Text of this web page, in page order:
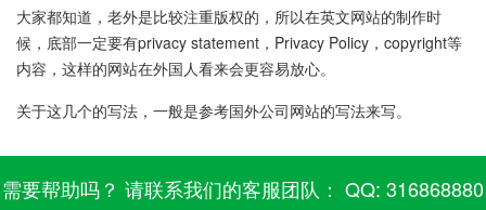
大家都知道，老外是比较注重版权的，所以在英文网站的制作时
候，底部一定要有privacy statement，Privacy Policy，copyright等
内容，这样的网站在外国人看来会更容易放心。
关于这几个的写法，一般是参考国外公司网站的写法来写。
需要帮助吗？ 请联系我们的客服团队： QQ: 316868880